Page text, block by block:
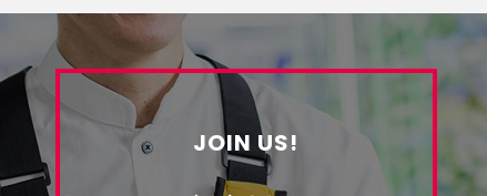
JOIN US!